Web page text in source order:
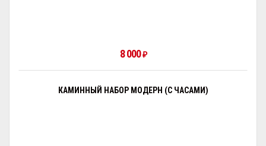
8 000₽
КАМИННЫЙ НАБОР МОДЕРН (С ЧАСАМИ)